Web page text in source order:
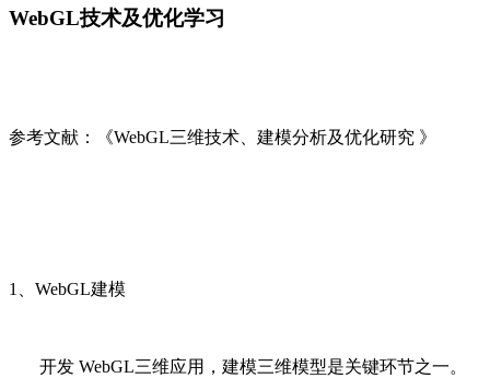
WebGL技术及优化学习
参考文献：《WebGL三维技术、建模分析及优化研究 》
1、WebGL建模
开发 WebGL三维应用，建模三维模型是关键环节之一。